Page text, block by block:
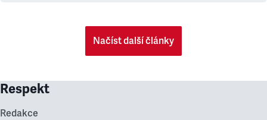
Načíst další články
Respekt
Redakce